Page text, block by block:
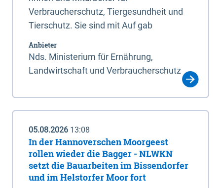
Verbraucherschutz, Tiergesundheit und
Tierschutz. Sie sind mit Auf gab
Anbieter
Nds. Ministerium für Ernährung,
Landwirtschaft und Verbraucherschutz
05.08.2026 13:08
In der Hannoverschen Moorgeest
rollen wieder die Bagger - NLWKN
setzt die Bauarbeiten im Bissendorfer
und im Helstorfer Moor fort